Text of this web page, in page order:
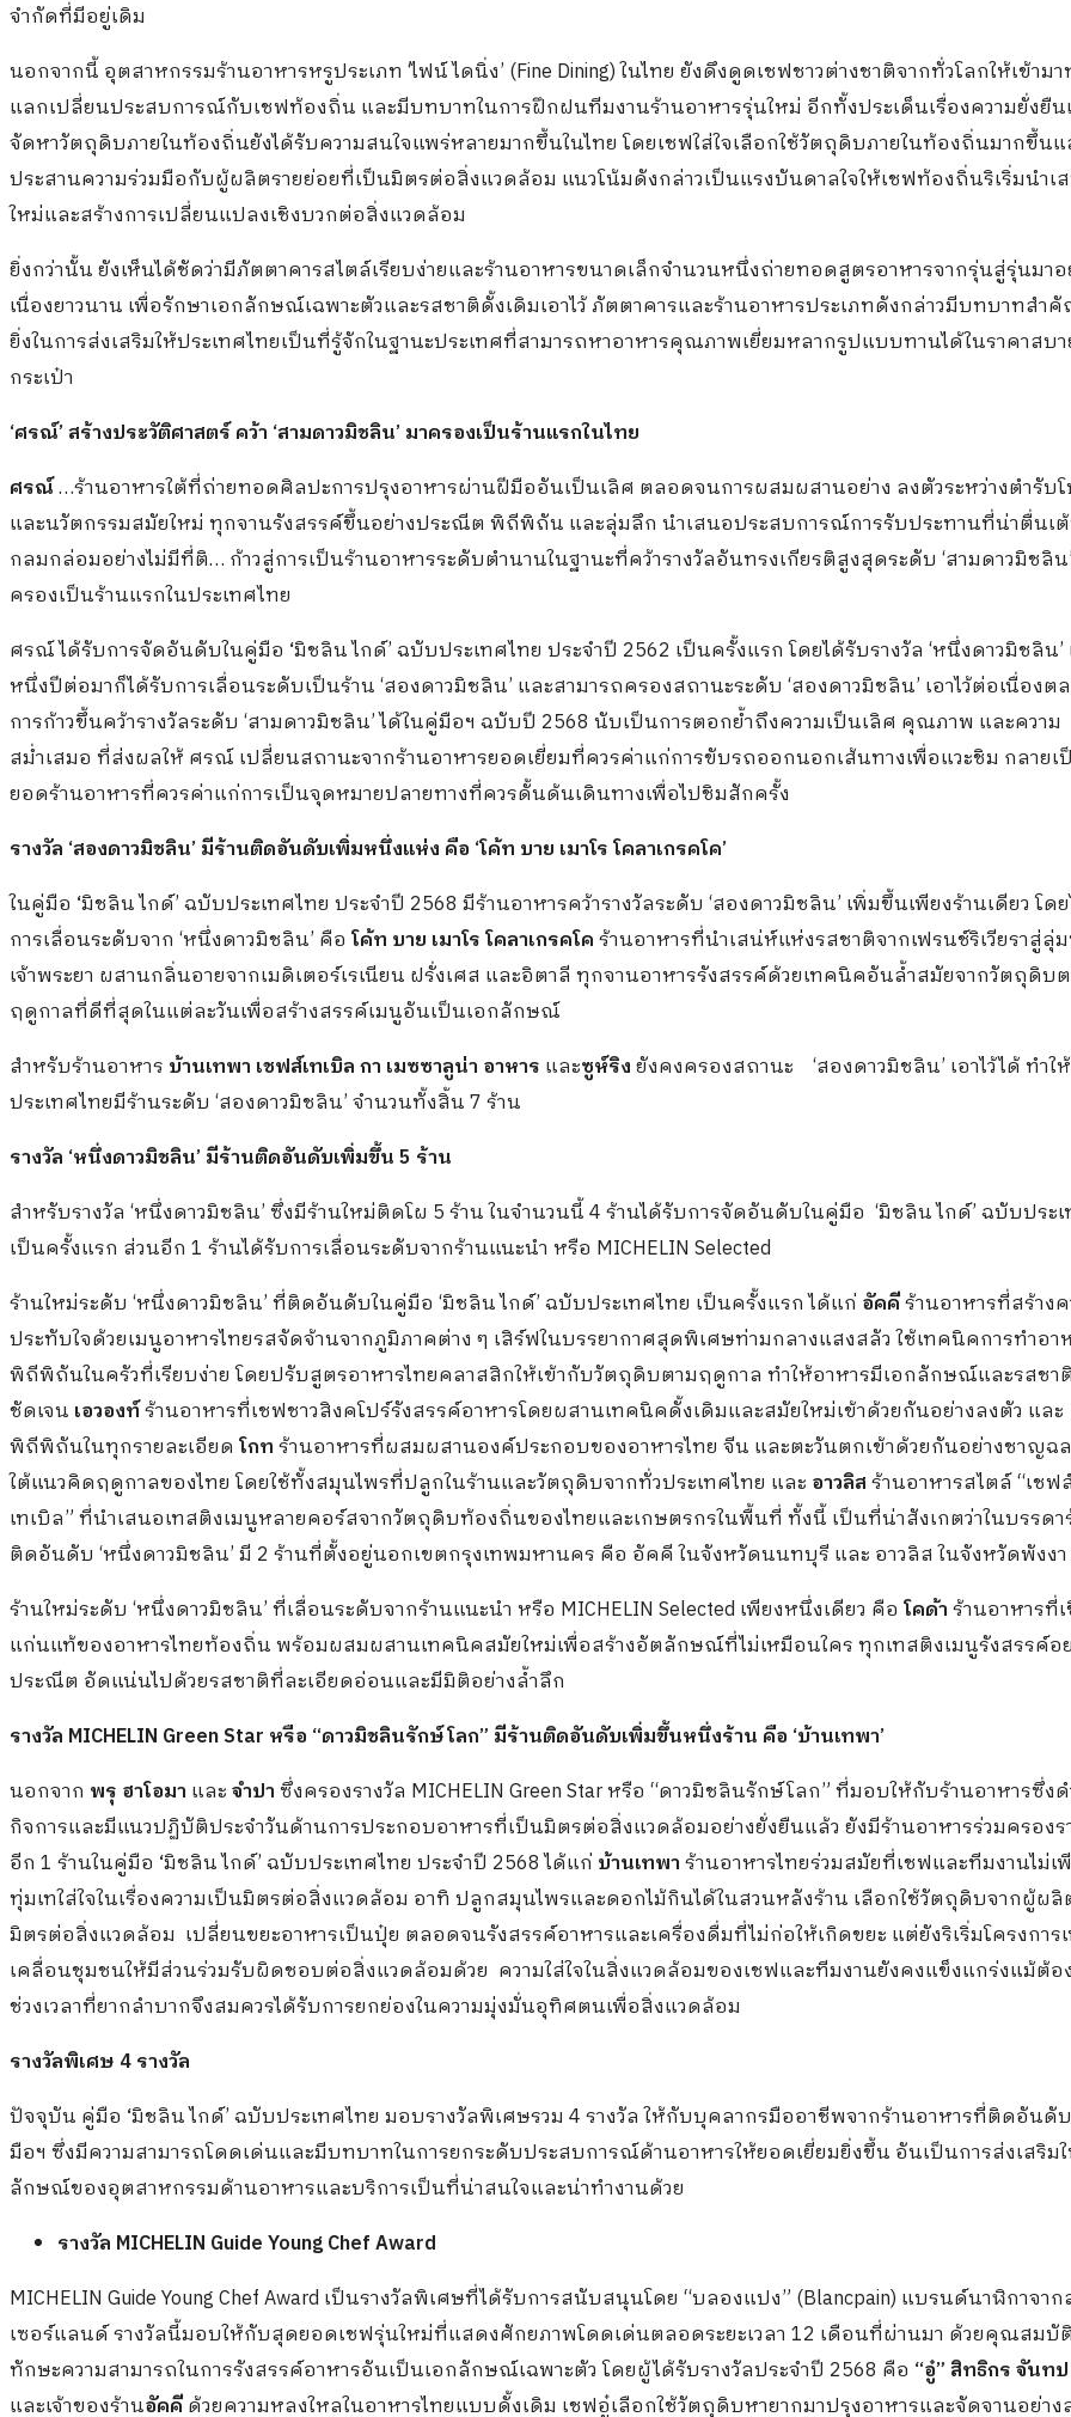
จำกัดที่มีอยู่เดิม
นอกจากนี้ อุตสาหกรรมร้านอาหารหรูประเภท ‘ไฟน์ ไดนิ่ง’ (Fine Dining) ในไทย ยังดึงดูดเชฟชาวต่างชาติจากทั่วโลกให้เข้ามา
แลกเปลี่ยนประสบการณ์กับเชฟท้องถิ่น และมีบทบาทในการฝึกฝนทีมงานร้านอาหารรุ่นใหม่ อีกทั้งประเด็นเรื่องความยั่งยืน
จัดหาวัตถุดิบภายในท้องถิ่นยังได้รับความสนใจแพร่หลายมากขึ้นในไทย โดยเชฟใส่ใจเลือกใช้วัตถุดิบภายในท้องถิ่นมากขึ้นแ
ประสานความร่วมมือกับผู้ผลิตรายย่อยที่เป็นมิตรต่อสิ่งแวดล้อม แนวโน้มดังกล่าวเป็นแรงบันดาลใจให้เชฟท้องถิ่นริเริ่มนำเ
ใหม่และสร้างการเปลี่ยนแปลงเชิงบวกต่อสิ่งแวดล้อม
ยิ่งกว่านั้น ยังเห็นได้ชัดว่ามีภัตตาคารสไตล์เรียบง่ายและร้านอาหารขนาดเล็กจำนวนหนึ่งถ่ายทอดสูตรอาหารจากรุ่นสู่รุ่นมา
เนื่องยาวนาน เพื่อรักษาเอกลักษณ์เฉพาะตัวและรสชาติดั้งเดิมเอาไว้ ภัตตาคารและร้านอาหารประเภทดังกล่าวมีบทบาทสำ
ยิ่งในการส่งเสริมให้ประเทศไทยเป็นที่รู้จักในฐานะประเทศที่สามารถหาอาหารคุณภาพเยี่ยมหลากรูปแบบทานได้ในราคาสบา
กระเป๋า
‘ศรณ์’สร้างประวัติศาสตร์ คว้า ‘สามดาวมิชลิน’ มาครองเป็นร้านแรกในไทย
ศรณ์…ร้านอาหารใต้ที่ถ่ายทอดศิลปะการปรุงอาหารผ่านฝีมืออันเป็นเลิศ ตลอดจนการผสมผสานอย่าง ลงตัวระหว่างตำรับ
และนวัตกรรมสมัยใหม่ ทุกจานรังสรรค์ขึ้นอย่างประณีต พิถีพิถัน และลุ่มลึก นำเสนอประสบการณ์การรับประทานที่น่าตื่นเ
กลมกล่อมอย่างไม่มีที่ติ… ก้าวสู่การเป็นร้านอาหารระดับตำนานในฐานะที่คว้ารางวัลอันทรงเกียรติสูงสุดระดับ ‘สามดาวมิชลิน
ครองเป็นร้านแรกในประเทศไทย
ศรณ์ ได้รับการจัดอันดับในคู่มือ ‘มิชลิน ไกด์’ ฉบับประเทศไทย ประจำปี 2562 เป็นครั้งแรก โดยได้รับรางวัล ‘หนึ่งดาวมิชลิน’
หนึ่งปีต่อมาก็ได้รับการเลื่อนระดับเป็นร้าน ‘สองดาวมิชลิน’ และสามารถครองสถานะระดับ ‘สองดาวมิชลิน’ เอาไว้ต่อเนื่องต
การก้าวขึ้นคว้ารางวัลระดับ ‘สามดาวมิชลิน’ ได้ในคู่มือฯ ฉบับปี 2568 นับเป็นการตอกย้ำถึงความเป็นเลิศ คุณภาพ และความ
สม่ำเสมอ ที่ส่งผลให้ ศรณ์ เปลี่ยนสถานะจากร้านอาหารยอดเยี่ยมที่ควรค่าแก่การขับรถออกนอกเส้นทางเพื่อแวะชิม กลายเ
ยอดร้านอาหารที่ควรค่าแก่การเป็นจุดหมายปลายทางที่ควรดั้นด้นเดินทางเพื่อไปชิมสักครั้ง
รางวัล ‘สองดาวมิชลิน’ มีร้านติดอันดับเพิ่มหนึ่งแห่ง คือ ‘โค้ท บาย เมาโรโคลาเกรคโค’
ในคู่มือ ‘มิชลิน ไกด์’ ฉบับประเทศไทย ประจำปี 2568 มีร้านอาหารคว้ารางวัลระดับ ‘สองดาวมิชลิน’ เพิ่มขึ้นเพียงร้านเดียว โด
การเลื่อนระดับจาก ‘หนึ่งดาวมิชลิน’ คือ โค้ท บาย เมาโรโคลาเกรคโคร้านอาหารที่นำเสน่ห์แห่งรสชาติจากเฟรนช์ริเวียราสู่ลุ่
เจ้าพระยา ผสานกลิ่นอายจากเมดิเตอร์เรเนียน ฝรั่งเศส และอิตาลี ทุกจานอาหารรังสรรค์ด้วยเทคนิคอันล้ำสมัยจากวัตถุดิบ
ฤดูกาลที่ดีที่สุดในแต่ละวันเพื่อสร้างสรรค์เมนูอันเป็นเอกลักษณ์
สำหรับร้านอาหาร บ้านเทพา เชฟส์เทเบิลกา เมซซาลูน่า อาหาร และซูห์ริงยังคงครองสถานะ ‘สองดาวมิชลิน’ เอาไว้ได้ ทำให้
ประเทศไทยมีร้านระดับ ‘สองดาวมิชลิน’ จำนวนทั้งสิ้น 7 ร้าน
รางวัล ‘หนึ่งดาวมิชลิน’ มีร้านติดอันดับเพิ่มขึ้น5 ร้าน
สำหรับรางวัล ‘หนึ่งดาวมิชลิน’ ซึ่งมีร้านใหม่ติดโผ 5 ร้าน ในจำนวนนี้ 4 ร้านได้รับการจัดอันดับในคู่มือ ‘มิชลิน ไกด์’ ฉบับประ
เป็นครั้งแรก ส่วนอีก 1 ร้านได้รับการเลื่อนระดับจากร้านแนะนำ หรือ MICHELIN Selected
ร้านใหม่ระดับ ‘หนึ่งดาวมิชลิน’ ที่ติดอันดับในคู่มือ ‘มิชลิน ไกด์’ ฉบับประเทศไทย เป็นครั้งแรก ได้แก่ อัคคีร้านอาหารที่สร้าง
ประทับใจด้วยเมนูอาหารไทยรสจัดจ้านจากภูมิภาคต่าง ๆ เสิร์ฟในบรรยากาศสุดพิเศษท่ามกลางแสงสลัว ใช้เทคนิคการทำอา
พิถีพิถันในครัวที่เรียบง่าย โดยปรับสูตรอาหารไทยคลาสสิกให้เข้ากับวัตถุดิบตามฤดูกาล ทำให้อาหารมีเอกลักษณ์และรสชา
ชัดเจน เอวองท์ร้านอาหารที่เชฟชาวสิงคโปร์รังสรรค์อาหารโดยผสานเทคนิคดั้งเดิมและสมัยใหม่เข้าด้วยกันอย่างลงตัว และ
พิถีพิถันในทุกรายละเอียด โกทร้านอาหารที่ผสมผสานองค์ประกอบของอาหารไทย จีน และตะวันตกเข้าด้วยกันอย่างชาญฉ
ใต้แนวคิดฤดูกาลของไทย โดยใช้ทั้งสมุนไพรที่ปลูกในร้านและวัตถุดิบจากทั่วประเทศไทย และ อาวลิสร้านอาหารสไตล์ “เชฟ
เทเบิล” ที่นำเสนอเทสติงเมนูหลายคอร์สจากวัตถุดิบท้องถิ่นของไทยและเกษตรกรในพื้นที่ ทั้งนี้ เป็นที่น่าสังเกตว่าในบรรดา
ติดอันดับ ‘หนึ่งดาวมิชลิน’ มี 2 ร้านที่ตั้งอยู่นอกเขตกรุงเทพมหานคร คือ อัคคี ในจังหวัดนนทบุรี และ อาวลิส ในจังหวัดพังงา
ร้านใหม่ระดับ ‘หนึ่งดาวมิชลิน’ ที่เลื่อนระดับจากร้านแนะนำ หรือ MICHELIN Selected เพียงหนึ่งเดียว คือ โคด้าร้านอาหารที่
แก่นแท้ของอาหารไทยท้องถิ่น พร้อมผสมผสานเทคนิคสมัยใหม่เพื่อสร้างอัตลักษณ์ที่ไม่เหมือนใคร ทุกเทสติงเมนูรังสรรค์อ
ประณีต อัดแน่นไปด้วยรสชาติที่ละเอียดอ่อนและมีมิติอย่างล้ำลึก
รางวัล MICHELIN Green Star หรือ “ดาวมิชลินรักษ์โลก” มีร้านติดอันดับเพิ่มขึ้นหนึ่งร้าน คือ ‘บ้านเทพา’
นอกจาก พรุ ฮาโอมา และจำปาซึ่งครองรางวัล MICHELIN Green Star หรือ “ดาวมิชลินรักษ์โลก” ที่มอบให้กับร้านอาหารซึ่ง
กิจการและมีแนวปฏิบัติประจำวันด้านการประกอบอาหารที่เป็นมิตรต่อสิ่งแวดล้อมอย่างยั่งยืนแล้ว ยังมีร้านอาหารร่วมครองร
อีก 1 ร้านในคู่มือ ‘มิชลิน ไกด์’ ฉบับประเทศไทย ประจำปี 2568 ได้แก่ บ้านเทพาร้านอาหารไทยร่วมสมัยที่เชฟและทีมงานไม่เ
ทุ่มเทใส่ใจในเรื่องความเป็นมิตรต่อสิ่งแวดล้อม อาทิ ปลูกสมุนไพรและดอกไม้กินได้ในสวนหลังร้าน เลือกใช้วัตถุดิบจากผู้ผ
มิตรต่อสิ่งแวดล้อม เปลี่ยนขยะอาหารเป็นปุ๋ย ตลอดจนรังสรรค์อาหารและเครื่องดื่มที่ไม่ก่อให้เกิดขยะ แต่ยังริเริ่มโครงการ
เคลื่อนชุมชนให้มีส่วนร่วมรับผิดชอบต่อสิ่งแวดล้อมด้วย ความใส่ใจในสิ่งแวดล้อมของเชฟและทีมงานยังคงแข็งแกร่งแม้ต้
ช่วงเวลาที่ยากลำบากจึงสมควรได้รับการยกย่องในความมุ่งมั่นอุทิศตนเพื่อสิ่งแวดล้อม
รางวัลพิเศษ 4รางวัล
ปัจจุบัน คู่มือ ‘มิชลิน ไกด์’ ฉบับประเทศไทย มอบรางวัลพิเศษรวม 4 รางวัล ให้กับบุคลากรมืออาชีพจากร้านอาหารที่ติดอันดั
มือฯ ซึ่งมีความสามารถโดดเด่นและมีบทบาทในการยกระดับประสบการณ์ด้านอาหารให้ยอดเยี่ยมยิ่งขึ้น อันเป็นการส่งเสริม
ลักษณ์ของอุตสาหกรรมด้านอาหารและบริการเป็นที่น่าสนใจและน่าทำงานด้วย
รางวัล MICHELIN Guide Young Chef Award
MICHELIN Guide Young Chef Award เป็นรางวัลพิเศษที่ได้รับการสนับสนุนโดย “บลองแปง” (Blancpain) แบรนด์นาฬิกาจาก
เซอร์แลนด์ รางวัลนี้มอบให้กับสุดยอดเชฟรุ่นใหม่ที่แสดงศักยภาพโดดเด่นตลอดระยะเวลา 12 เดือนที่ผ่านมา ด้วยคุณสมบั
ทักษะความสามารถในการรังสรรค์อาหารอันเป็นเอกลักษณ์เฉพาะตัว โดยผู้ได้รับรางวัลประจำปี 2568 คือ “อู๋”สิทธิกร จันทป
และเจ้าของร้านอัคคีด้วยความหลงใหลในอาหารไทยแบบดั้งเดิม เชฟอู๋เลือกใช้วัตถุดิบหายากมาปรุงอาหารและจัดจานอย่าง